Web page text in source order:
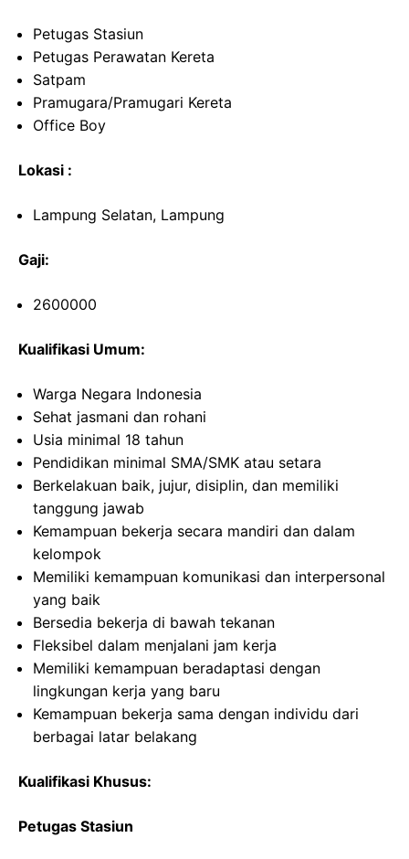
Petugas Stasiun
Petugas Perawatan Kereta
Satpam
Pramugara/Pramugari Kereta
Office Boy
Lokasi :
Lampung Selatan, Lampung
Gaji:
2600000
Kualifikasi Umum:
Warga Negara Indonesia
Sehat jasmani dan rohani
Usia minimal 18 tahun
Pendidikan minimal SMA/SMK atau setara
Berkelakuan baik, jujur, disiplin, dan memiliki
tanggung jawab
Kemampuan bekerja secara mandiri dan dalam
kelompok
Memiliki kemampuan komunikasi dan interpersonal
yang baik
Bersedia bekerja di bawah tekanan
Fleksibel dalam menjalani jam kerja
Memiliki kemampuan beradaptasi dengan
lingkungan kerja yang baru
Kemampuan bekerja sama dengan individu dari
berbagai latar belakang
Kualifikasi Khusus:
Petugas Stasiun